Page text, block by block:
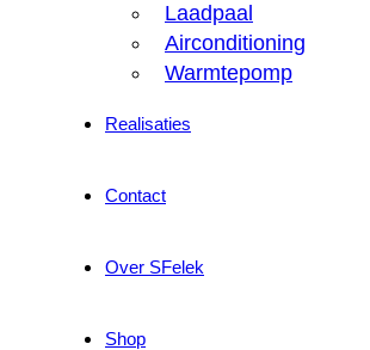
Laadpaal
Airconditioning
Warmtepomp
Realisaties
Contact
Over SFelek
Shop